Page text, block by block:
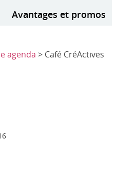
Avantages et promos
agenda > Café CréActives